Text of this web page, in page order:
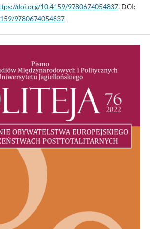
doi.org/10.4159/9780674054837. DOI:
9780674054837